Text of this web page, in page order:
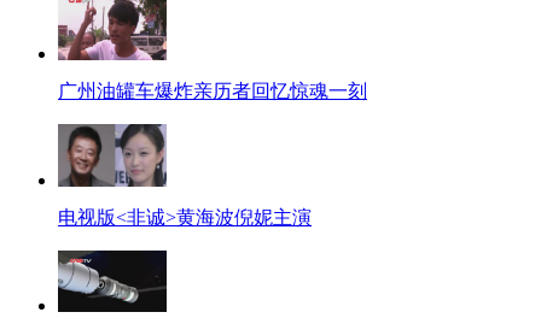
广州油罐车爆炸亲历者回忆惊魂一刻
电视版<非诚>黄海波倪妮主演